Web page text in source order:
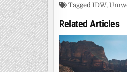
Tagged IDW,
Related Articles